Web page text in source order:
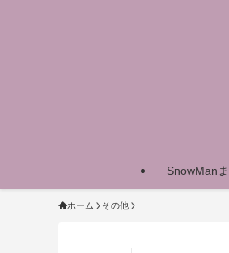
SnowMan
ホーム その他